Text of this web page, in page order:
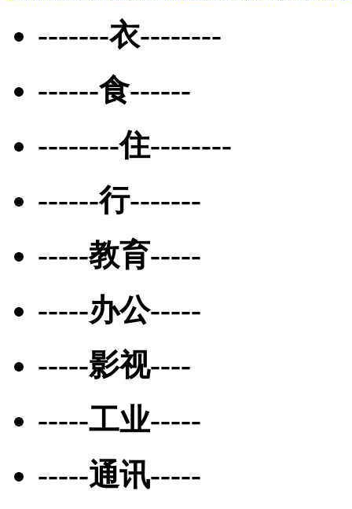
-------衣--------
------食------
--------住--------
------行-------
-----教育-----
-----办公-----
-----影视----
-----工业-----
-----通讯-----